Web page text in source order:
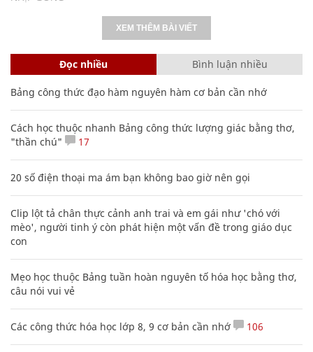
XEM THÊM BÀI VIẾT
Đọc nhiều Bình luận nhiều
Bảng công thức đạo hàm nguyên hàm cơ bản cần nhớ
Cách học thuộc nhanh Bảng công thức lượng giác bằng thơ,
"thần chú"
17
20 số điện thoại ma ám bạn không bao giờ nên gọi
Clip lột tả chân thực cảnh anh trai và em gái như 'chó với
mèo', người tinh ý còn phát hiện một vấn đề trong giáo dục
con
Mẹo học thuộc Bảng tuần hoàn nguyên tố hóa học bằng thơ,
câu nói vui vẻ
Các công thức hóa học lớp 8, 9 cơ bản cần nhớ 106